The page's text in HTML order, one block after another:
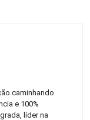
caminhando
e 100%
líder na